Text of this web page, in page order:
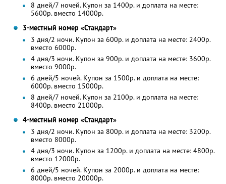
8 дней/7 ночей. Купон за 1400р. и доплата на месте:
5600р. вместо 14000р.
3-местный номер «Стандарт»
3 дня/2 ночи. Купон за 600р. и доплата на месте: 2400р.
вместо 6000р.
4 дня/3 ночи. Купон за 900р. и доплата на месте: 3600р.
вместо 9000р.
6 дней/5 ночей. Купон за 1500р. и доплата на месте:
6000р. вместо 15000р.
8 дней/7 ночей. Купон за 2100р. и доплата на месте:
8400р. вместо 21000р.
4-местный номер «Стандарт»
3 дня/2 ночи. Купон за 800р. и доплата на месте: 3200р.
вместо 8000р.
4 дня/3 ночи. Купон за 1200р. и доплата на месте: 4800р.
вместо 12000р.
6 дней/5 ночей. Купон за 2000р. и доплата на месте:
8000р. вместо 20000р.